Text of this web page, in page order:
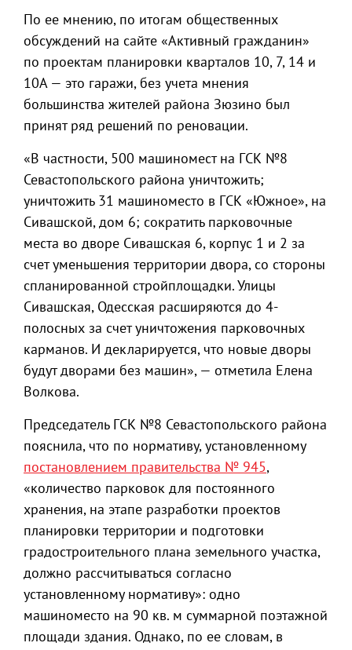
По ее мнению, по итогам общественных
обсуждений на сайте «Активный гражданин»
по проектам планировки кварталов 10, 7, 14 и
10А — это гаражи, без учета мнения
большинства жителей района Зюзино был
принят ряд решений по реновации.
«В частности, 500 машиномест на ГСК №8
Севастопольского района уничтожить;
уничтожить 31 машиноместо в ГСК «Южное», на
Сивашской, дом 6; сократить парковочные
места во дворе Сивашская 6, корпус 1 и 2 за
счет уменьшения территории двора, со стороны
спланированной стройплощадки. Улицы
Сивашская, Одесская расширяются до 4-
полосных за счет уничтожения парковочных
карманов. И декларируется, что новые дворы
будут дворами без машин», — отметила Елена
Волкова.
Председатель ГСК №8 Севастопольского района
пояснила, что по нормативу, установленному
постановлением правительства № 945,
«количество парковок для постоянного
хранения, на этапе разработки проектов
планировки территории и подготовки
градостроительного плана земельного участка,
должно рассчитываться согласно
установленному нормативу»: одно
машиноместо на 90 кв. м суммарной поэтажной
площади здания. Однако, по ее словам, в